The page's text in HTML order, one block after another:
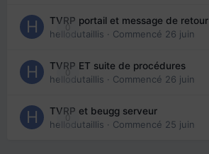
0
TVRP portail et message de retour
hellodutaillis · Commencé 26 juin
0
TVRP ET suite de procédures
hellodutaillis · Commencé 26 juin
0
TVRP et beugg serveur
hellodutaillis · Commencé 25 juin